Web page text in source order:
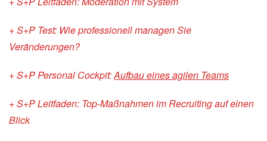
+ S+P Test: Wie professionell managen Sie
Veränderungen?
+ S+P Personal Cockpit:Aufbau eines agilen Teams
+ S+P Leitfaden: Top-Maßnahmen im Recruiting auf einen
Blick